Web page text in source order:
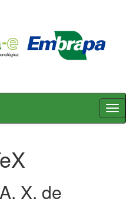
X. de